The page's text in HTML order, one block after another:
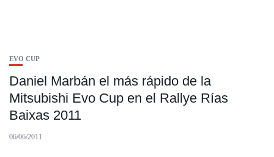
EVO CUP
Daniel Marbán el más rápido de la
Mitsubishi Evo Cup en el Rallye Rías
Baixas 2011
06/06/2011